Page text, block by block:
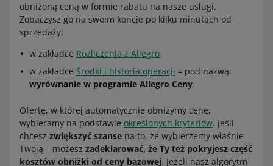
obniżoną ceną w formie rabatu na nasze usługi.
Zobaczysz go na swoim koncie po kilku minutach od
sprzedaży:
w zakładce Rozliczenia z Allegro
w zakładce Środki i historia operacji – pod nazwą:
wyrównanie w programie Allegro Ceny.
Ofertę, w której automatycznie obniżymy cenę,
wybieramy na podstawie określonych kryteriów. Jeśli
chcesz zwiększyć szanse na to, że wybierzemy właśnie
Twoją – możesz zadeklarować, że Ty też pokryjesz część
kosztów obniżki od ceny bazowej. Jeżeli nasz algorytm